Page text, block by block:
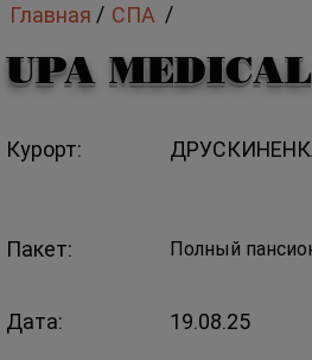
Главная / СПА /
UPA
Курорт:
Пакет: Полный
Дата: 19.08.25